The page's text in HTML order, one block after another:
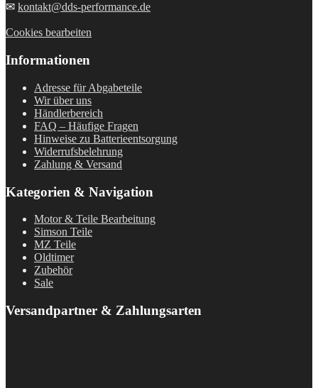
✉ kontakt@dds-performance.de
Cookies bearbeiten
Informationen
Adresse für Abgabeteile
Wir über uns
Händlerbereich
FAQ – Häufige Fragen
Hinweise zu Batterieentsorgung
Widerrufsbelehrung
Zahlung & Versand
Kategorien & Navigation
Motor & Teile Bearbeitung
Simson Teile
MZ Teile
Oldtimer
Zubehör
Sale
Versandpartner & Zahlungsarten